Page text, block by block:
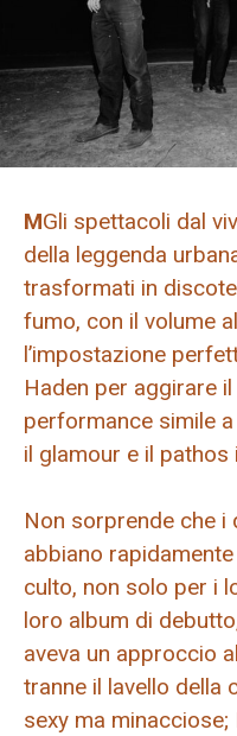
MGli spettacoli dal
della leggenda
trasformati in
fumo, con il volume
l’impostazione
Haden per aggirare
performance simile
il glamour e il pathos
Non sorprende che
abbiano
culto, non solo per i
loro album di
aveva un approccio
tranne il lavello della
sexy ma